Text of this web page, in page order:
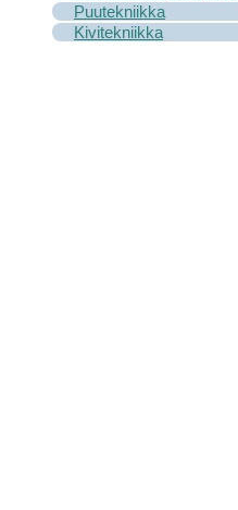
Puutekniikka
Kivitekniikka